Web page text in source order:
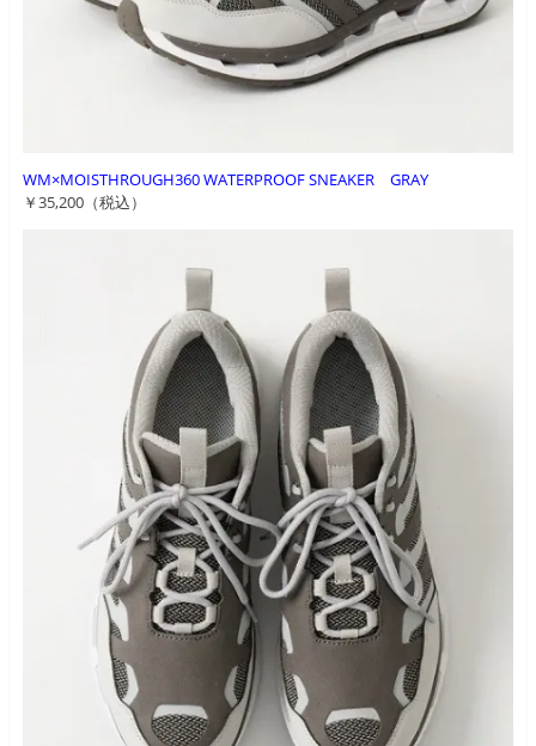
WM×MOISTHROUGH360 WATERPROOF SNEAKER GRAY
￥35,200（税込）